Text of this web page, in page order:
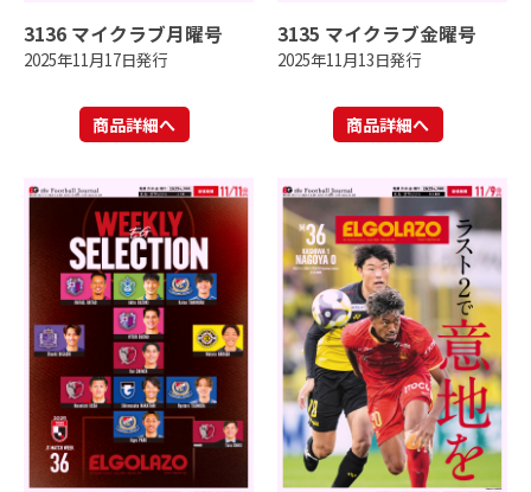
3136 マイクラブ月曜号
2025年11月17日発行
商品詳細へ
3135 マイクラブ金曜号
2025年11月13日発行
商品詳細へ